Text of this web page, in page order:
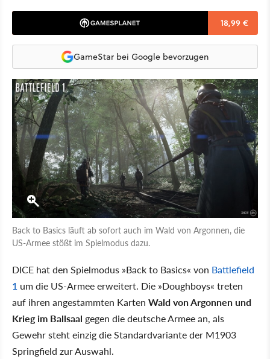
18,99 €
GameStar bei Google bevorzugen
Back to Basics läuft ab sofort auch im Wald von Argonnen, die
US-Armee stößt im Spielmodus dazu.
DICE hat den Spielmodus »Back to Basics« von Battlefield
1 um die US-Armee erweitert. Die »Doughboys« treten
auf ihren angestammten Karten Wald von Argonnen und
Krieg im Ballsaal gegen die deutsche Armee an, als
Gewehr steht einzig die Standardvariante der M1903
Springfield zur Auswahl.